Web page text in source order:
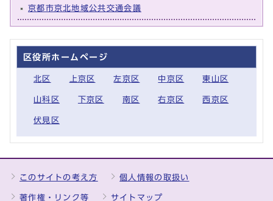
京都市京北地域公共交通会議
区役所ホームページ
北区 上京区 左京区 中京区 東山区
山科区 下京区 南区 右京区 西京区
伏見区
このサイトの考え方 個人情報の取扱い
著作権・リンク等 サイトマップ